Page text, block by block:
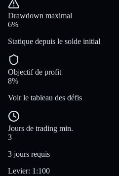
Drawdown maximal
6%
Statique depuis le solde initial
Objectif de profit
8%
Voir le tableau des défis
Jours de trading min.
3
3 jours requis
Levier: 1:100